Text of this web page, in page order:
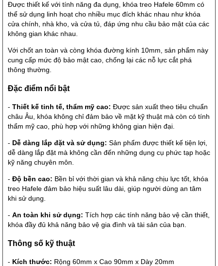
Được thiết kế với tính năng đa dụng, khóa treo Hafele 60mm có
thể sử dụng linh hoạt cho nhiều mục đích khác nhau như khóa
cửa chính, nhà kho, và cửa tủ, đáp ứng nhu cầu bảo mật của các
không gian khác nhau.
Với chốt an toàn và còng khóa đường kính 10mm, sản phẩm này
cung cấp mức độ bảo mật cao, chống lại các nỗ lực cắt phá
thông thường.
Đặc điểm nổi bật
- Thiết kế tinh tế, thẩm mỹ cao: Được sản xuất theo tiêu chuẩn
châu Âu, khóa không chỉ đảm bảo về mặt kỹ thuật mà còn có tính
thẩm mỹ cao, phù hợp với những không gian hiện đại.
- Dễ dàng lắp đặt và sử dụng: Sản phẩm được thiết kế tiện lợi,
dễ dàng lắp đặt mà không cần đến những dụng cụ phức tạp hoặc
kỹ năng chuyên môn.
- Độ bền cao: Bền bỉ với thời gian và khả năng chịu lực tốt, khóa
treo Hafele đảm bảo hiệu suất lâu dài, giúp người dùng an tâm
khi sử dụng.
- An toàn khi sử dụng: Tích hợp các tính năng bảo vệ cần thiết,
khóa đầy đủ khả năng bảo vệ gia đình và tài sản của bạn.
Thông số kỹ thuật
- Kích thước: Rộng 60mm x Cao 90mm x Dày 20mm